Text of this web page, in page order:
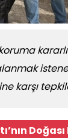
karşı